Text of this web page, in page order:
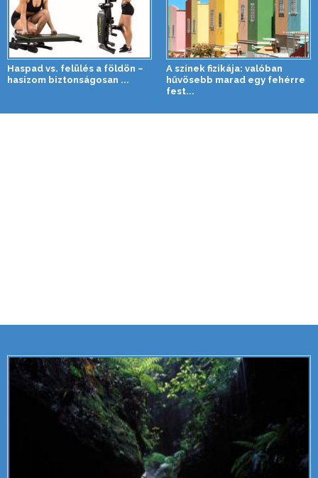
Haspad vs. felülés a földön –
hasizom biztonságosan ...
A színek fizikája: valóban
hűvösebb marad egy fehérre
fest...